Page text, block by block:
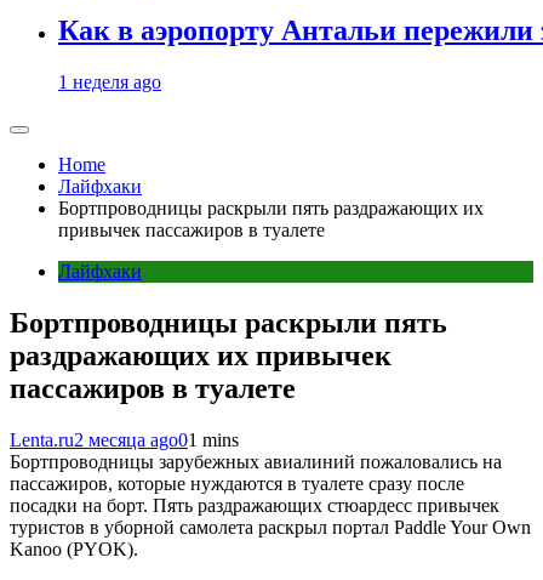
Как в аэропорту Антальи
1 неделя ago
Home
Лайфхаки
Бортпроводницы раскрыли пять раздражающих их
привычек пассажиров в туалете
Лайфхаки
Бортпроводницы раскрыли пять
раздражающих их привычек
пассажиров в туалете
Lenta.ru2 месяца ago01 mins
Бортпроводницы зарубежных авиалиний пожаловались на
пассажиров, которые нуждаются в туалете сразу после
посадки на борт. Пять раздражающих стюардесс привычек
туристов в уборной самолета раскрыл портал Paddle Your Own
Kanoo (PYOK).